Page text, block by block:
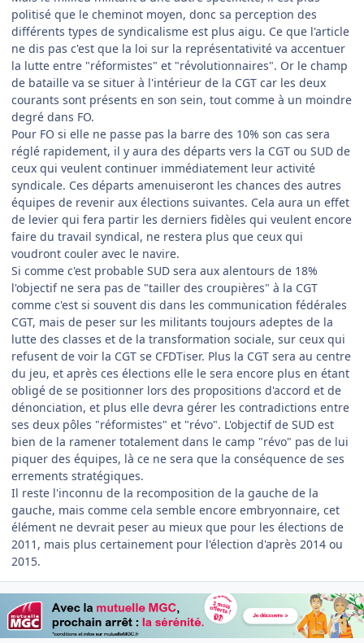
politisé que le cheminot moyen, donc sa perception des
différents types de syndicalisme est plus aigu. Ce que l'article
ne dis pas c'est que la loi sur la représentativité va accentuer
la lutte entre "réformistes" et "révolutionnaires". Or le champ
de bataille va se situer à l'intérieur de la CGT car les deux
courants sont présents en son sein, tout comme à un moindre
degré dans FO.
Pour FO si elle ne passe pas la barre des 10% son cas sera
réglé rapidement, il y aura des départs vers la CGT ou SUD de
ceux qui veulent continuer immédiatement leur activité
syndicale. Ces départs amenuiseront les chances des autres
équipes de revenir aux élections suivantes. Cela aura un effet
de levier qui fera partir les derniers fidèles qui veulent encore
faire du travail syndical, ne restera plus que ceux qui
voudront couler avec le navire.
Si comme c'est probable SUD sera aux alentours de 18%
l'objectif ne sera pas de "tailler des croupières" à la CGT
comme c'est si souvent dis dans les communication fédérales
CGT, mais de peser sur les militants toujours adeptes de la
lutte des classes et de la transformation sociale, sur ceux qui
refusent de voir la CGT se CFDTiser. Plus la CGT sera au centre
du jeu, et après ces élections elle le sera encore plus en étant
obligé de se positionner lors des propositions d'accord et de
dénonciation, et plus elle devra gérer les contradictions entre
ses deux pôles "réformistes" et "révo". L'objectif de SUD est
bien de la ramener totalement dans le camp "révo" pas de lui
piquer des équipes, là ce ne sera que la conséquence de ses
errements stratégiques.
Il reste l'inconnu de la recomposition de la gauche de la
gauche, mais comme cela semble encore embryonnaire, cet
élément ne devrait peser au mieux que pour les élections de
2011, mais plus certainement pour l'élection d'après 2014 ou
2015.